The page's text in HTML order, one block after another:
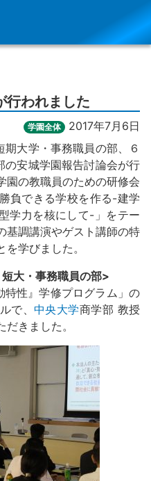
行われました
学園全体
2017年7月6日
大学・事務職員の部、６
の安城学園報告討論会が行
園の教職員のための研修会
負できる学校を作る-建学
学力を核にして-」をテー
基調講演やゲスト講師の特
学びました。
大・事務職員の部>
特性』学修プログラム」の
で、中央大学商学部 教授
きました。